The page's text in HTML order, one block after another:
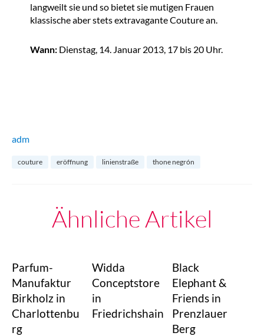
langweilt sie und so bietet sie mutigen Frauen
klassische aber stets extravagante Couture an.
Wann: Dienstag, 14. Januar 2013, 17 bis 20 Uhr.
adm
couture eröffnung linienstraße thone negrón
Ähnliche Artikel
Parfum-
Manufaktur
Birkholz in
Charlottenbu
rg
Widda
Conceptstore
in
Friedrichshain
Black
Elephant &
Friends in
Prenzlauer
Berg